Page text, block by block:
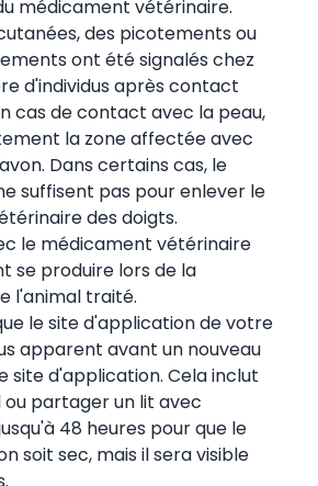
médicament vétérinaire.
des picotements ou
ont été signalés chez
d'individus après contact
cas de contact avec la peau,
la zone affectée avec
Dans certains cas, le
suffisent pas pour enlever le
des doigts.
le médicament vétérinaire
se produire lors de la
l'animal traité.
le site d'application de votre
apparent avant un nouveau
site d'application. Cela inclut
partager un lit avec
48 heures pour que le
soit sec, mais il sera visible